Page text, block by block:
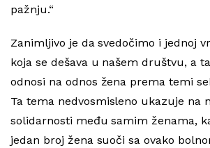
pažnju.“
Zanimljivo je da svedočimo i jednoj
koja se dešava u našem društvu, a
odnosi na odnos žena prema temi
Ta tema nedvosmisleno ukazuje na
solidarnosti među samim ženama,
jedan broj žena suoči sa ovako